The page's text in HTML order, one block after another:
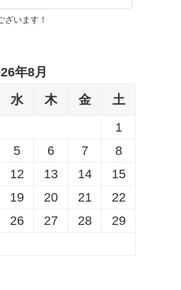
ざいます！
年8月
水 木 金
土
1
5 6 7
8
12 13 14
15
19 20 21
22
26 27 28
29